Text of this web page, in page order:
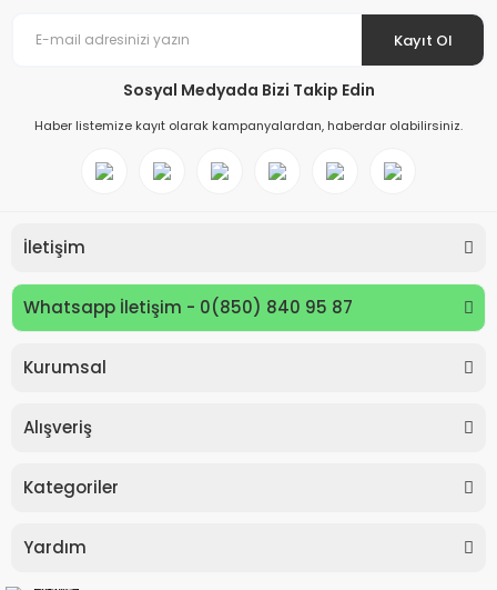
Kayıt Ol
Sosyal Medyada Bizi Takip Edin
Haber listemize kayıt olarak kampanyalardan, haberdar olabilirsiniz.
İletişim
Whatsapp İletişim - 0(850) 840 95 87
Kurumsal
Alışveriş
Kategoriler
Yardım